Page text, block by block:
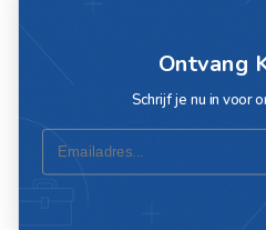
Ontvang
Schrijf je nu in voor
Email